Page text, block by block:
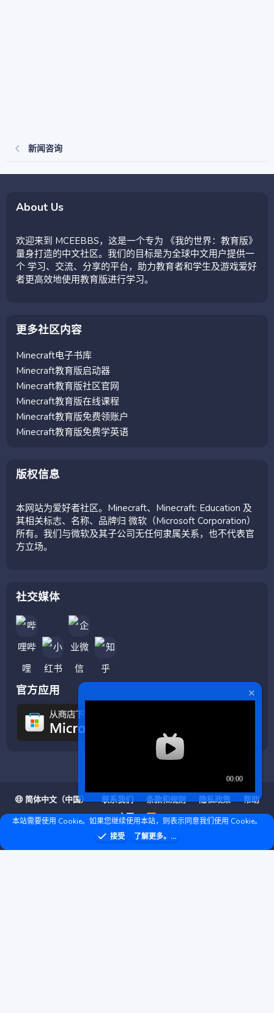
新闻咨询
About Us
欢迎来到 MCEEBBS，这是一个专为 《我的世界：教育版》
量身打造的中文社区。我们的目标是为全球中文用户提供一
个 学习、交流、分享的平台，助力教育者和学生及游戏爱好
者更高效地使用教育版进行学习。
更多社区内容
Minecraft电子书库
Minecraft教育版启动器
Minecraft教育版社区官网
Minecraft教育版在线课程
Minecraft教育版免费领账户
Minecraft教育版免费学英语
版权信息
本网站为爱好者社区。Minecraft、Minecraft: Education 及
其相关标志、名称、品牌归 微软（Microsoft Corporation）
所有。我们与微软及其子公司无任何隶属关系，也不代表官
方立场。
社交媒体
官方应用
简体中文（中国） 联系我们 条款和规则 隐私政策
帮助
主页
R
S
S
❤ © Copyright 2020–2026 基岩科技 版权所有 |Microsoft Marketplace
本站需要使用 Cookie。如果您继续使用本站，则表示同意我们使用 Cookie。
接受
了解更多。...